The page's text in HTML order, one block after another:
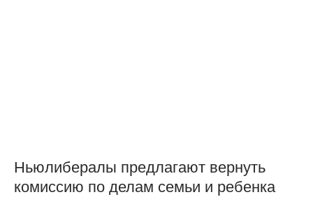
Ньюлибералы предлагают вернуть
комиссию по делам семьи и ребенка